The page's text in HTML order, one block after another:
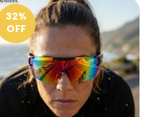
32%
OFF